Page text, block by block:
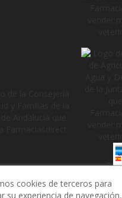
cookies de terceros para
su experiencia de navegación,